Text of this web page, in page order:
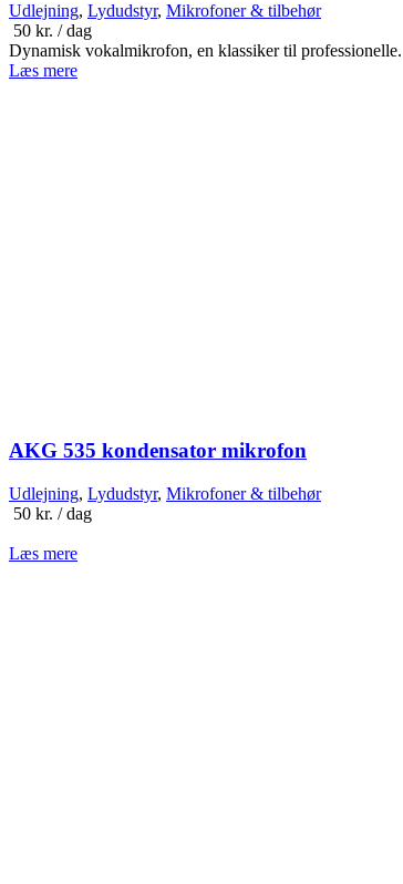
Udlejning, Lydudstyr, Mikrofoner & tilbehør
50 kr. / dag
Dynamisk vokalmikrofon, en klassiker til professionelle.
Læs mere
AKG 535 kondensator mikrofon
Udlejning, Lydudstyr, Mikrofoner & tilbehør
50 kr. / dag
Læs mere